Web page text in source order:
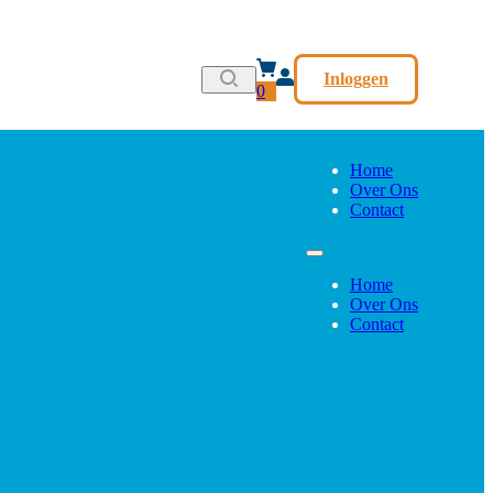
0
Inloggen
Home
Over Ons
Contact
Home
Over Ons
Contact